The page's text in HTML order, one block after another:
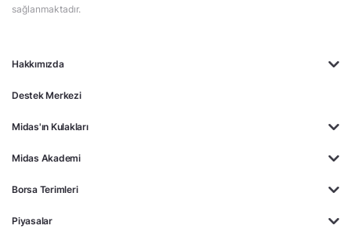
Hakkımızda
Destek Merkezi
Midas'ın Kulakları
Midas Akademi
Borsa Terimleri
Piyasalar
sağlanmaktadır.